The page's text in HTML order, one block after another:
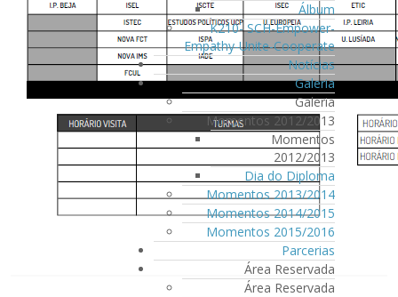
Álbum
K210- SCH-Empower-
Empathy-Unite-Cooperate
Notícias
Galeria
Galeria
Momentos 2012/2013
Momentos
2012/2013
Dia do Diploma
Momentos 2013/2014
Momentos 2014/2015
Momentos 2015/2016
Parcerias
Área Reservada
Área Reservada